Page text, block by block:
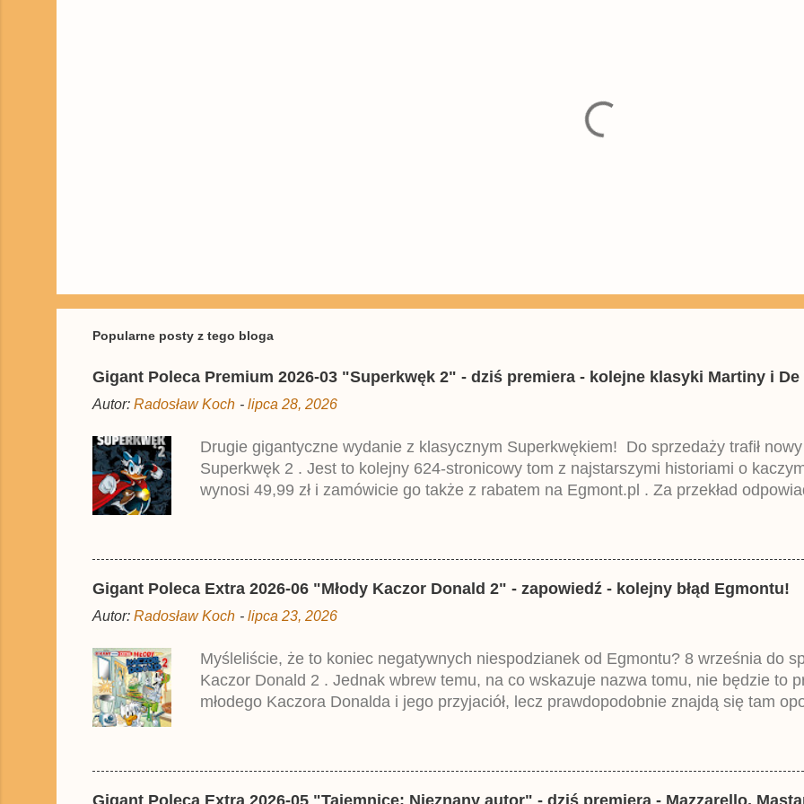
z
ś
j
k
o
e
n
t
a
r
z
Popularne posty z tego bloga
Gigant Poleca Premium 2026-03 "Superkwęk 2" - dziś premiera - kolejne klasyki Martiny i De
Autor: Radosław Koch - lipca 28, 2026
Drugie gigantyczne wydanie z klasycznym Superkwękiem! Do sprzedaży trafił
Superkwęk 2 . Jest to kolejny 624-stronicowy tom z najstarszymi historiami o
wynosi 49,99 zł i zamówicie go także z rabatem na Egmont.pl . Za przekład
Gigant Poleca Extra 2026-06 "Młody Kaczor Donald 2" - zapowiedź - kolejny błąd Egmontu!
Autor: Radosław Koch - lipca 23, 2026
Myśleliście, że to koniec negatywnych niespodzianek od Egmontu? 8 września do
Kaczor Donald 2 . Jednak wbrew temu, na co wskazuje nazwa tomu, nie będzie to
młodego Kaczora Donalda i jego przyjaciół, lecz prawdopodobnie znajdą się tam
Gigant Poleca Extra 2026-05 "Tajemnice: Nieznany autor" - dziś premiera - Mazzarello,